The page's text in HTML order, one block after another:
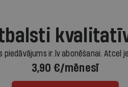
piedāvājums ir.lv abonēšanai. Atcel
3,90 €/mēnesī